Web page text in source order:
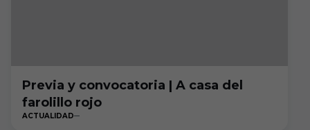
Previa y convocatoria | A casa del
farolillo rojo
ACTUALIDAD